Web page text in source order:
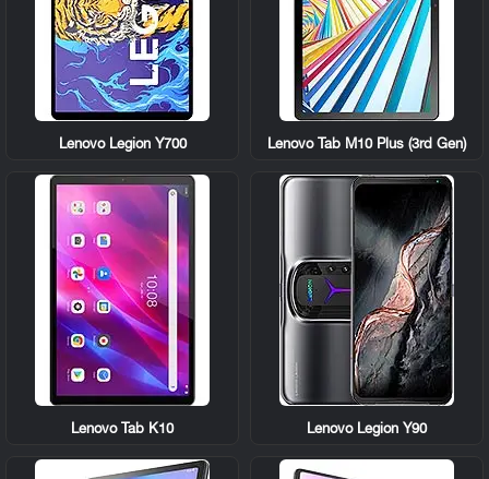
Lenovo Tab M10 Plus (3rd Gen)
Lenovo Legion Y700
Lenovo Legion Y90
Lenovo Tab K10